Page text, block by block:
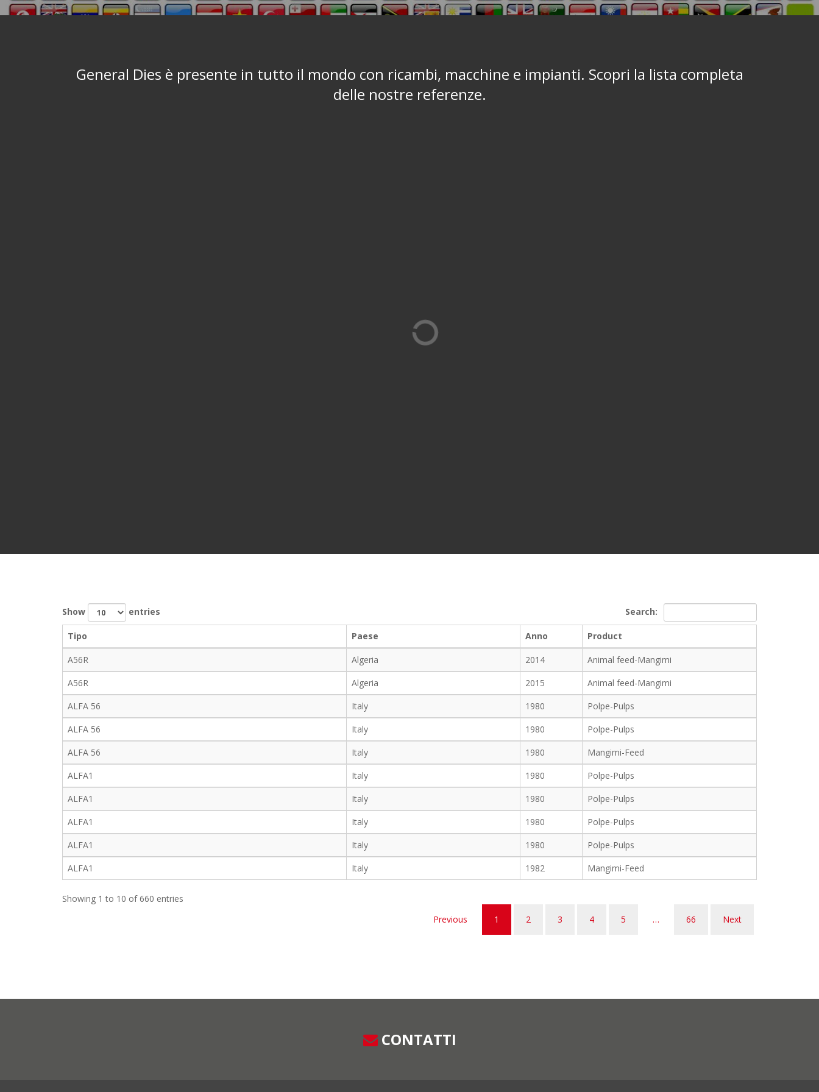
General Dies è presente in tutto il mondo con ricambi, macchine e impianti. Scopri la lista completa
delle nostre referenze.
Show entries Search:
Tipo Paese Anno Product
A56R Algeria 2014
Animal feed-Mangimi
A56R
Algeria 2015
Animal feed-Mangimi
ALFA 56
Italy 1980
Polpe-Pulps
ALFA 56
Italy 1980
Polpe-Pulps
ALFA 56
Italy 1980
Mangimi-Feed
ALFA1
Italy 1980
Polpe-Pulps
ALFA1
Italy 1980
Polpe-Pulps
ALFA1
Italy 1980
Polpe-Pulps
ALFA1
Italy 1980
Polpe-Pulps
ALFA1
Italy 1982 Mangimi-Feed
Showing 1 to 10 of 660 entries
Previous
1 2 3 4 5 … 66 Next
CONTATTI